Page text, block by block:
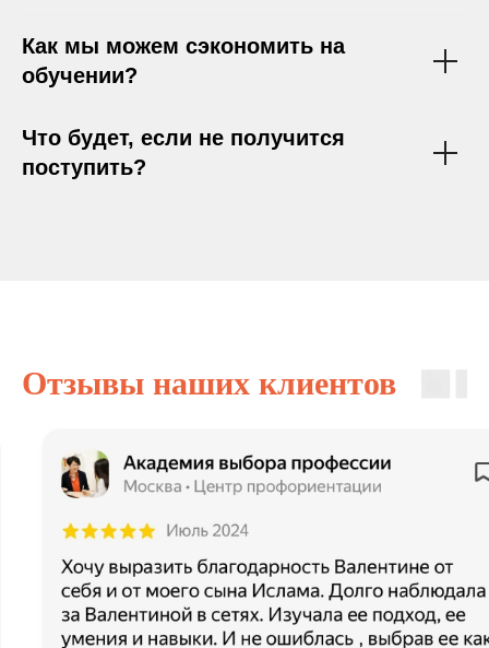
Как мы можем сэкономить на
обучении?
Что будет, если не получится
поступить?
Отзывы наших клиентов